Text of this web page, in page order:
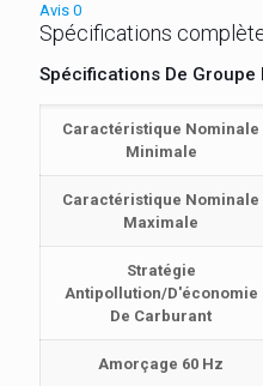
Avis 0
Spécifications
Spécifications De Groupe
Caractéristique Nominale
Minimale
Caractéristique Nominale
Maximale
Stratégie
Antipollution/D'économie
De Carburant
Amorçage 60 Hz